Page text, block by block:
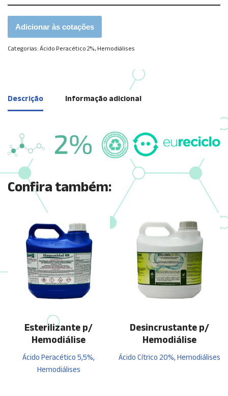
Adicionar às cotações
Categorias:Ácido Peracético 2%, Hemodiálises
Descrição Informação adicional
Confira também:
Esterilizante p/
Hemodiálise
Ácido Peracético 5,5%,
Hemodiálises
Desincrustante p/
Hemodiálise
Ácido Cítrico 20%, Hemodiálises